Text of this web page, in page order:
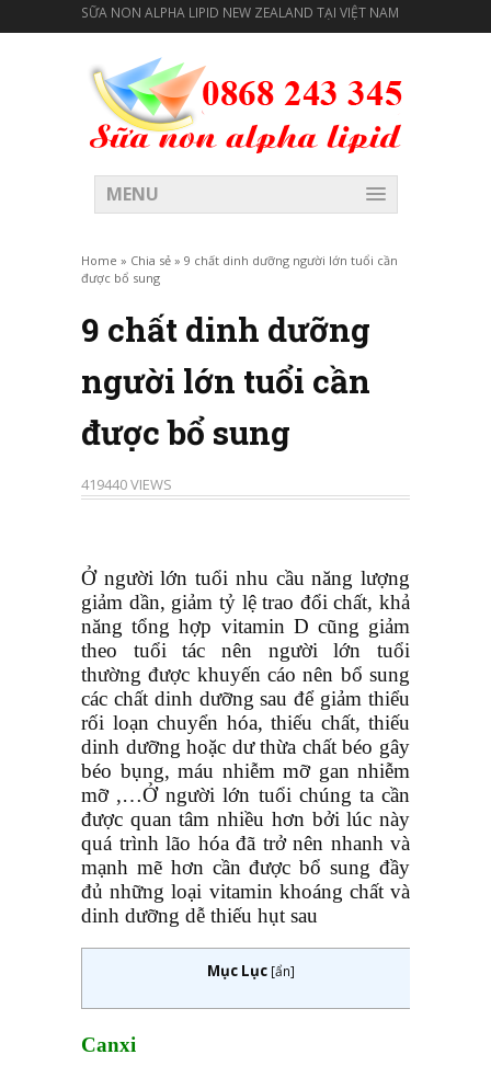
SỮA NON ALPHA LIPID NEW ZEALAND TẠI VIỆT NAM
MENU
Home » Chia sẻ » 9 chất dinh dưỡng người lớn tuổi cần
được bổ sung
9 chất dinh dưỡng
người lớn tuổi cần
được bổ sung
419440 VIEWS
Ở người lớn tuổi nhu cầu năng lượng
giảm dần, giảm tỷ lệ trao đổi chất, khả
năng tổng hợp vitamin D cũng giảm
theo tuổi tác nên người lớn tuổi
thường được khuyến cáo nên bổ sung
các chất dinh dưỡng sau để giảm thiểu
rối loạn chuyển hóa, thiếu chất, thiếu
dinh dưỡng hoặc dư thừa chất béo gây
béo bụng, máu nhiễm mỡ gan nhiễm
mỡ ,…Ở người lớn tuổi chúng ta cần
được quan tâm nhiều hơn bởi lúc này
quá trình lão hóa đã trở nên nhanh và
mạnh mẽ hơn cần được bổ sung đầy
đủ những loại vitamin khoáng chất và
dinh dưỡng dễ thiếu hụt sau
Mục Lục [ẩn]
Canxi